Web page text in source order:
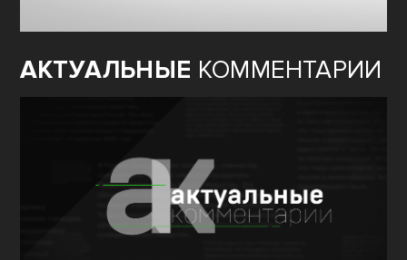
АКТУАЛЬНЫЕ КОММЕНТАРИИ